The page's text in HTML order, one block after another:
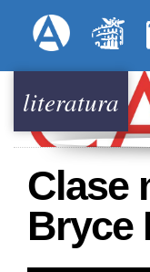
Menú
literatura
Clase
Bryce